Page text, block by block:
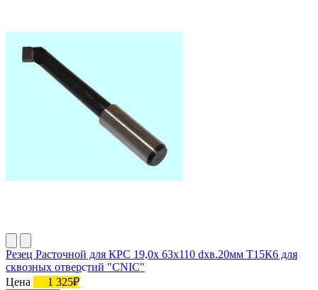
Резец Расточной для КРС 19,0х 63х110 dхв.20мм Т15К6 для
сквозных отверстий "CNIC"
Цена
1 325₽